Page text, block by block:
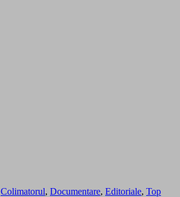
Colimatorul, Documentare, Editoriale, Top